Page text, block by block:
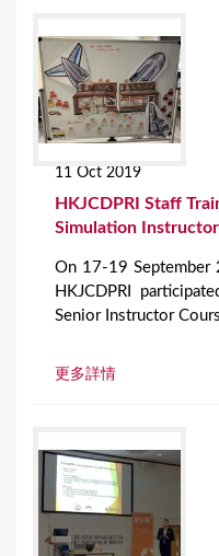
11 Oct 2019
HKJCDPRI Staff
Simulation
On 17-19 September
HKJCDPRI
Senior Instructor
更多詳情